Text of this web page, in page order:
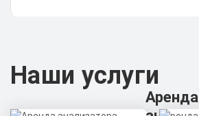
Наши услуги
Аренда